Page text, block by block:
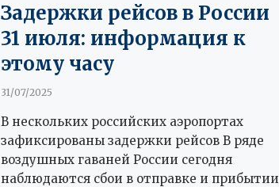
Задержки рейсов в России
31 июля: информация к
этому часу
31/07/2025
В нескольких российских аэропортах
зафиксированы задержки рейсов В ряде
воздушных гаваней России сегодня
наблюдаются сбои в отправке и прибытии